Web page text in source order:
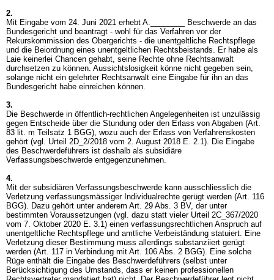
2.
Mit Eingabe vom 24. Juni 2021 erhebt A.________ Beschwerde an das
Bundesgericht und beantragt - wohl für das Verfahren vor der
Rekurskommission des Obergerichts - die unentgeltliche Rechtspflege
und die Beiordnung eines unentgeltlichen Rechtsbeistands. Er habe als
Laie keinerlei Chancen gehabt, seine Rechte ohne Rechtsanwalt
durchsetzen zu können. Aussichtslosigkeit könne nicht gegeben sein,
solange nicht ein gelehrter Rechtsanwalt eine Eingabe für ihn an das
Bundesgericht habe einreichen können.
3.
Die Beschwerde in öffentlich-rechtlichen Angelegenheiten ist unzulässig
gegen Entscheide über die Stundung oder den Erlass von Abgaben (Art.
83 lit. m Teilsatz 1 BGG), wozu auch der Erlass von Verfahrenskosten
gehört (vgl. Urteil 2D_2/2018 vom 2. August 2018 E. 2.1). Die Eingabe
des Beschwerdeführers ist deshalb als subsidiäre
Verfassungsbeschwerde entgegenzunehmen.
4.
Mit der subsidiären Verfassungsbeschwerde kann ausschliesslich die
Verletzung verfassungsmässiger Individualrechte gerügt werden (Art. 116
BGG). Dazu gehört unter anderem Art. 29 Abs. 3 BV, der unter
bestimmten Voraussetzungen (vgl. dazu statt vieler Urteil 2C_367/2020
vom 7. Oktober 2020 E. 3.1) einen verfassungsrechtlichen Anspruch auf
unentgeltliche Rechtspflege und amtliche Verbeiständung statuiert. Eine
Verletzung dieser Bestimmung muss allerdings substanziiert gerügt
werden (Art. 117 in Verbindung mit Art. 106 Abs. 2 BGG). Eine solche
Rüge enthält die Eingabe des Beschwerdeführers (selbst unter
Berücksichtigung des Umstands, dass er keinen professionellen